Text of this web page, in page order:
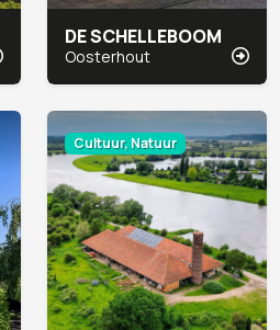
DE SCHELLEBOOM
Oosterhout
Cultuur, Natuur